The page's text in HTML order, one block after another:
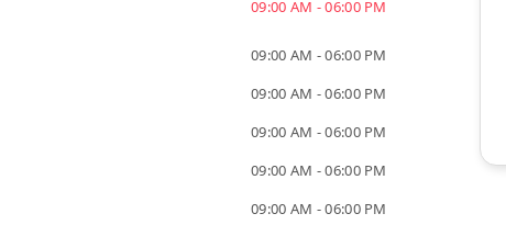
09:00 AM - 06:00 PM
09:00 AM - 06:00 PM
09:00 AM - 06:00 PM
09:00 AM - 06:00 PM
09:00 AM - 06:00 PM
09:00 AM - 06:00 PM